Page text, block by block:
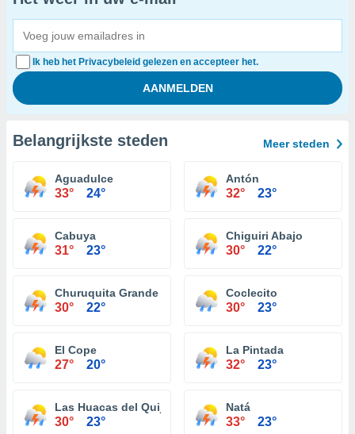
Ik heb het Privacybeleid gelezen en accepteer het.
Belangrijkste steden Meer steden
Aguadulce
33° 24°
Antón
32° 23°
Cabuya
31° 23°
Chiguiri Abajo
30° 22°
Churuquita Grande
30° 22°
Coclecito
30° 23°
El Cope
27° 20°
La Pintada
32° 23°
Las Huacas del Quije
30° 23°
Natá
33° 23°